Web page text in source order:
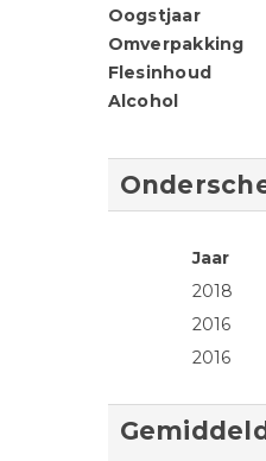
Oogstjaar
Omverpakking
Flesinhoud
Alcohol
Jaar
2018
2016
2016